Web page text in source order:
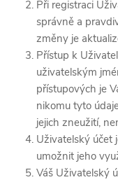
Při registraci
správně a
změny je
Přístup k
uživatelským
přístupových je
nikomu tyto
jejich zneužití,
Uživatelský účet
umožnit jeho
Váš Uživatelský